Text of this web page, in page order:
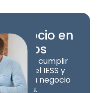
negocio en
manos
de cumplir
con el IESS y
de tu negocio
y rápida.